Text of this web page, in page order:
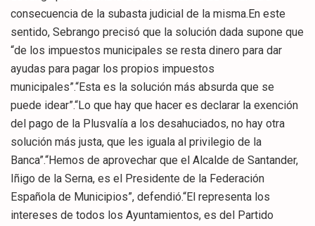
consecuencia de la subasta judicial de la misma.En este
sentido, Sebrango precisó que la solución dada supone que
“de los impuestos municipales se resta dinero para dar
ayudas para pagar los propios impuestos
municipales”.“Esta es la solución más absurda que se
puede idear”.“Lo que hay que hacer es declarar la exención
del pago de la Plusvalía a los desahuciados, no hay otra
solución más justa, que les iguala al privilegio de la
Banca”.“Hemos de aprovechar que el Alcalde de Santander,
Iñigo de la Serna, es el Presidente de la Federación
Española de Municipios”, defendió.“El representa los
intereses de todos los Ayuntamientos, es del Partido